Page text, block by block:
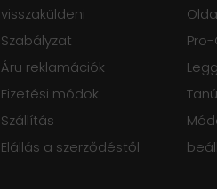
visszaküldeni
Szabályzat
Áru reklamációk
Fizetési módok
Szállítás
Elállás a szerződéstől